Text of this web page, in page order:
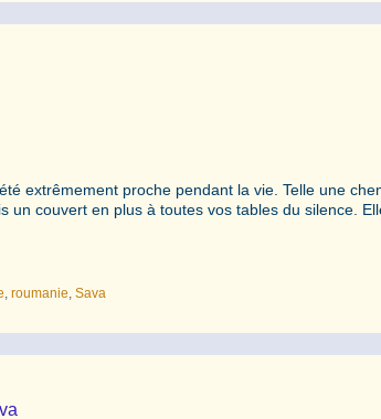
extrêmement proche pendant la vie. Telle une
couvert en plus à toutes vos tables du silence.
,roumanie ,Sava